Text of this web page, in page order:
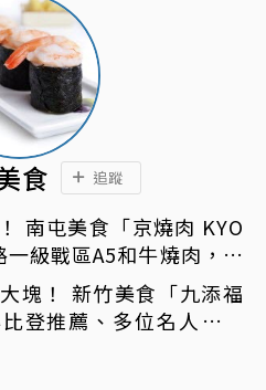
食 追蹤
南屯美食「京燒肉 KYO
級戰區A5和牛燒肉，京
代烤
塊！ 新竹美食「九添福
登推薦、多位名人都朝